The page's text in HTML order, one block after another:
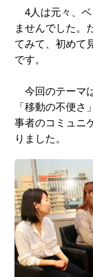
4人は元々、ベ
ませんでした。
てみて、初めて
です。
今回のテーマ
「移動の不便
事者のコミュニ
りました。